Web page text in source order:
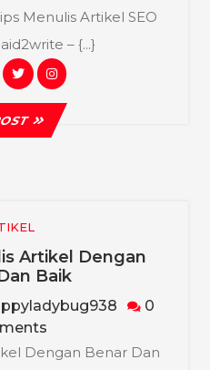
Menulis Artikel SEO
– {...}
TwitterInstagram
VIEW
POST
Artikel Dengan
BaikPanduan
Menulis
Artikel
Benar
0
Dengan Benar Dan